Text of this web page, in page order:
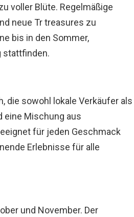
voller Blüte. Regelmäßige
neue Tr treasures zu
bis in den Sommer,
stattfinden.
die sowohl lokale Verkäufer als
eine Mischung aus
für jeden Geschmack
Erlebnisse für alle
und November. Der